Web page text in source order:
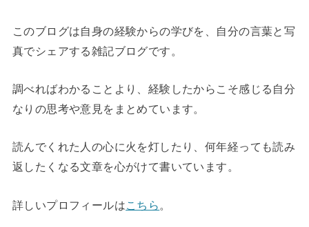
このブログは自身の経験からの学びを、自分の言葉と写
真でシェアする雑記ブログです。
調べればわかることより、経験したからこそ感じる自分
なりの思考や意見をまとめています。
読んでくれた人の心に火を灯したり、何年経っても読み
返したくなる文章を心がけて書いています。
詳しいプロフィールはこちら 。